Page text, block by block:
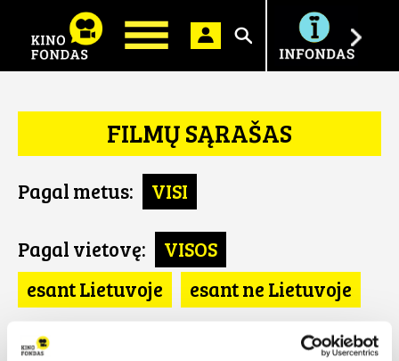
Ieškoti
FILMŲ SĄRAŠAS
Pagal metus: VISI
Pagal vietovę:
VISOS
esant Lietuvoje
esant ne Lietuvoje
Pagal šalį: